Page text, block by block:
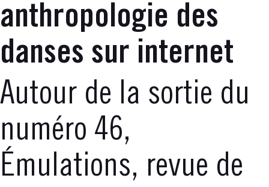
anthropologie des
danses sur internet
Autour de la sortie du
numéro 46,
Émulations, revue de